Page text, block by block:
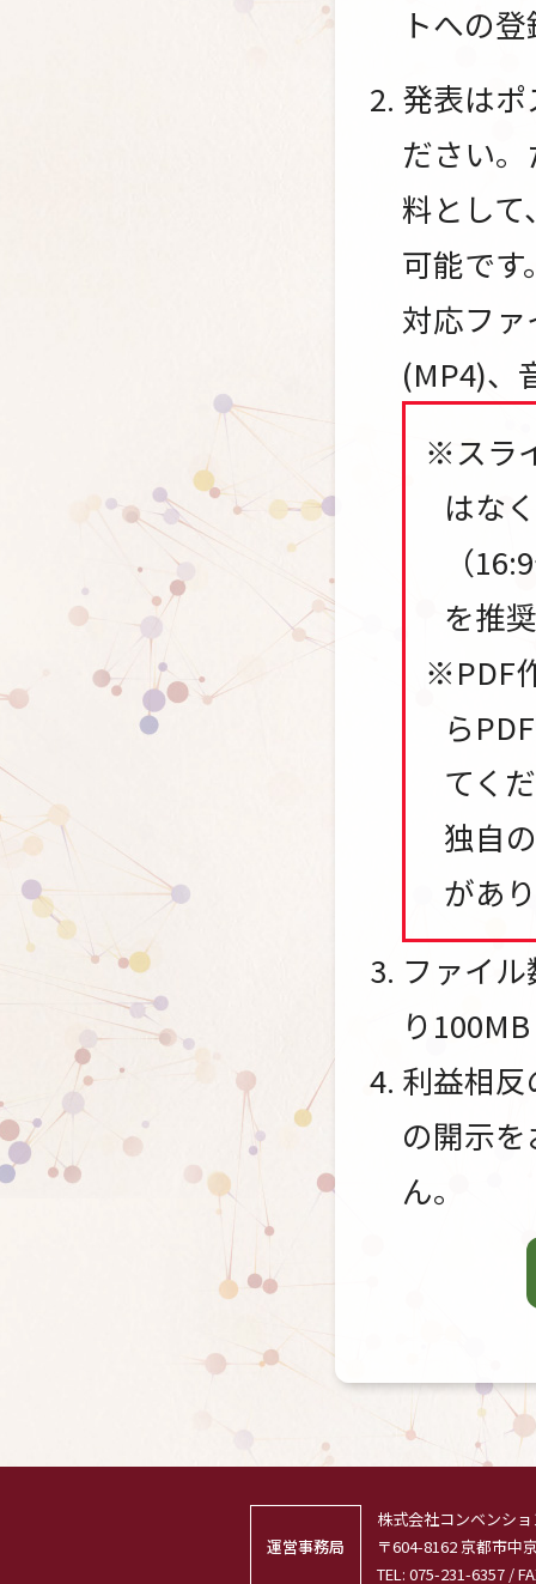
トへの
発表は
ださい
料とし
可能です
対応ファ
(MP4)、
※スラ
はな
（
を推
※PDF
ら
てく
独自
があ
ファイ
り
利益相
の開示
ん。
運営事務局
株式会社コンベンシ
〒604-8162 京都市中
TEL: 075-231-6357 /